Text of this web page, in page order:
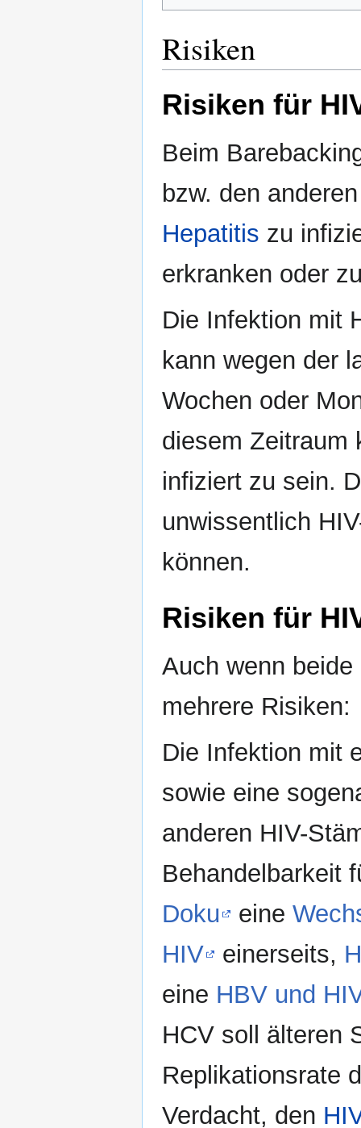
Risiken
Risiken für
Beim
bzw. den
Hepatitis zu
erkranken oder
Die Infektion mit
kann wegen der
Wochen oder
diesem Zeitraum
infiziert zu sein.
unwissentlich
können.
Risiken für
Auch wenn
mehrere Risiken:
Die Infektion mit
sowie eine
anderen HIV-
Behandelbarkeit
Doku
eine
HIV
einerseits,
eine HBV und
HCV soll älteren
Replikationsrate
Verdacht, den